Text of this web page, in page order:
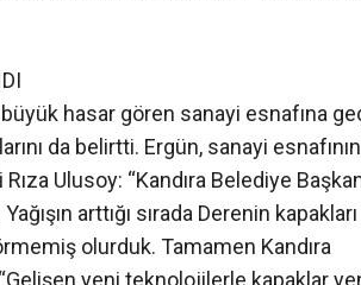
da belirtti. Ergün, sanayi esnafının
Ulusoy: “Kandıra Belediye Başkanı
arttığı sırada Derenin kapakları
olurduk. Tamamen Kandıra
yeni teknolojilerle kapaklar
birlikte bunun üstesinden
yaşanmamasıdır” dedi.